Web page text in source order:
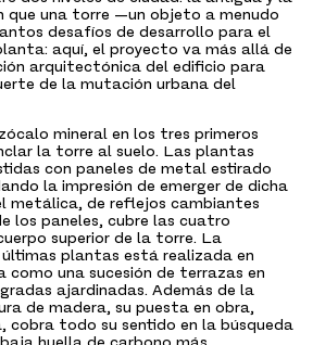
que una torre —un objeto a menudo
desafíos de desarrollo para el
aquí, el proyecto va más allá de
arquitectónica del edificio para
de la mutación urbana del
mineral en los tres primeros
la torre al suelo. Las plantas
con paneles de metal estirado
la impresión de emerger de dicha
metálica, de reflejos cambiantes
los paneles, cubre las cuatro
superior de la torre. La
plantas está realizada en
como una sucesión de terrazas en
ajardinadas. Además de la
de madera, su puesta en obra,
cobra todo su sentido en la búsqueda